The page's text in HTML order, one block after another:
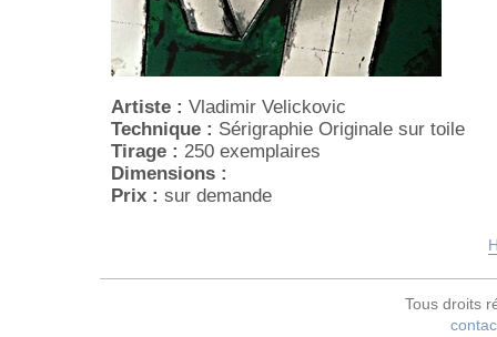
Artiste : Vladimir Velickovic
Technique : Sérigraphie Originale sur toile
Tirage : 250 exemplaires
Dimensions :
Prix : sur demande
Tous droits